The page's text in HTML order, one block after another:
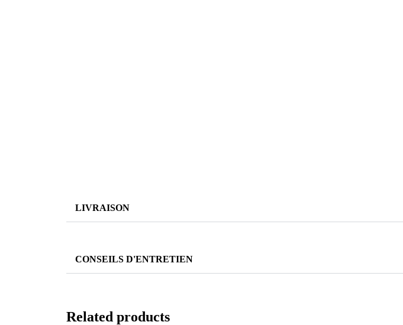
LIVRAISON
CONSEILS D'ENTRETIEN
Related products